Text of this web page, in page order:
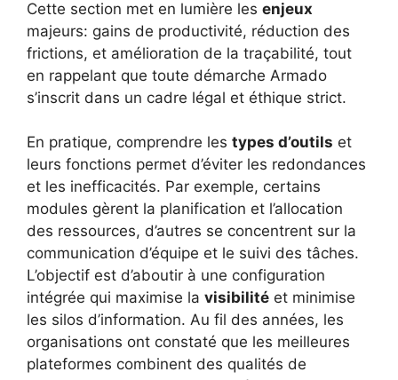
Cette section met en lumière les enjeux
majeurs: gains de productivité, réduction des
frictions, et amélioration de la traçabilité, tout
en rappelant que toute démarche Armado
s’inscrit dans un cadre légal et éthique strict.
En pratique, comprendre les types d’outils et
leurs fonctions permet d’éviter les redondances
et les inefficacités. Par exemple, certains
modules gèrent la planification et l’allocation
des ressources, d’autres se concentrent sur la
communication d’équipe et le suivi des tâches.
L’objectif est d’aboutir à une configuration
intégrée qui maximise la visibilité et minimise
les silos d’information. Au fil des années, les
organisations ont constaté que les meilleures
plateformes combinent des qualités de